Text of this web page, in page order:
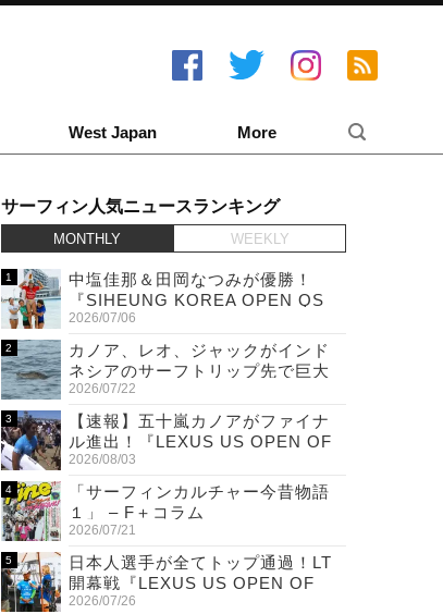
West Japan More
サーフィン人気ニュースランキング
MONTHLY WEEKLY
中塩佳那＆田岡なつみが優勝！
『SIHEUNG KOREA OPEN QS
6,000 & LQS』
2026/07/06
カノア、レオ、ジャックがインド
ネシアのサーフトリップ先で巨大
ワニと遭遇！
2026/07/22
【速報】五十嵐カノアがファイナ
ル進出！『LEXUS US OPEN OF
SURFING』
2026/08/03
「サーフィンカルチャー今昔物語
１」 – F＋コラム
2026/07/21
日本人選手が全てトップ通過！LT
開幕戦『LEXUS US OPEN OF
SURFING』初日
2026/07/26